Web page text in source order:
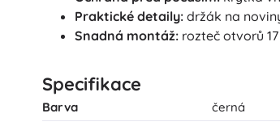
Praktické detaily: držák na
Snadná montáž: rozteč otvorů
Specifikace
Barva
černá